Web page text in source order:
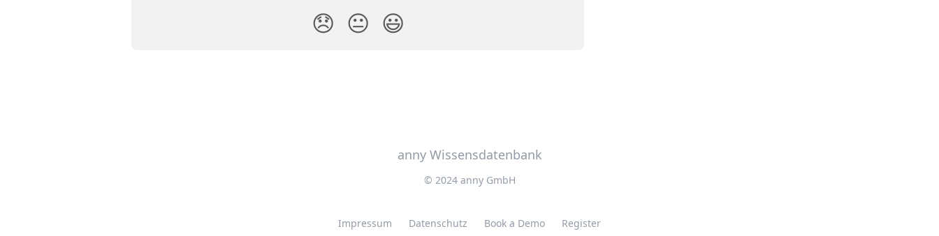
😞 😐 😃
anny Wissensdatenbank
© 2024 anny GmbH
Impressum Datenschutz Book a Demo Register